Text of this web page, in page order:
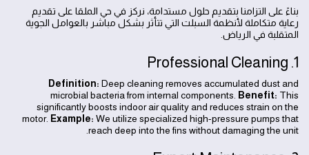
بناءً على التزامنا بتقديم حلول مستدامة، نركز في حي الملقا على تقديم
رعاية متكاملة لأنظمة السبلت التي تتأثر بشكل مباشر بالعوامل الجوية
المتقلبة في الرياض.
1. Professional Cleaning
Definition: Deep cleaning removes accumulated dust and
microbial bacteria from internal components.
Benefit: This
significantly boosts indoor air quality and reduces strain on the
motor. Example: We utilize specialized high-pressure pumps that
reach deep into the fins without damaging the unit.